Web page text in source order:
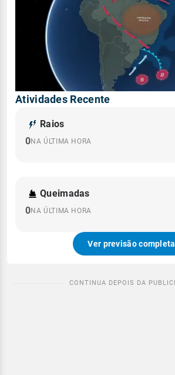
Atividades Recente
Raios
0NA ÚLTIMA HORA
Queimadas
0NA ÚLTIMA HORA
Ver previsão completa